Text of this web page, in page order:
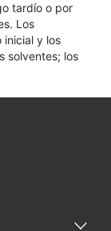
tardío o por
Los
inicial y los
solventes; los